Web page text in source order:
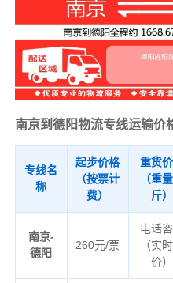
南京到德阳物流专线运输价
专线名
称
起步价格
（按票计
费）
重货
（重
斤）
南京-
德阳
260元/票
电话
（实
价）